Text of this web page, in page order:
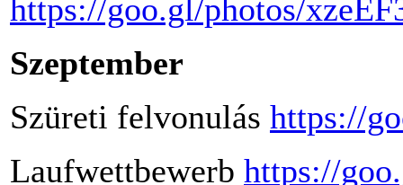
https://goo.gl/photos/
Szeptember
Szüreti felvonulás https://
Laufwettbewerb https://